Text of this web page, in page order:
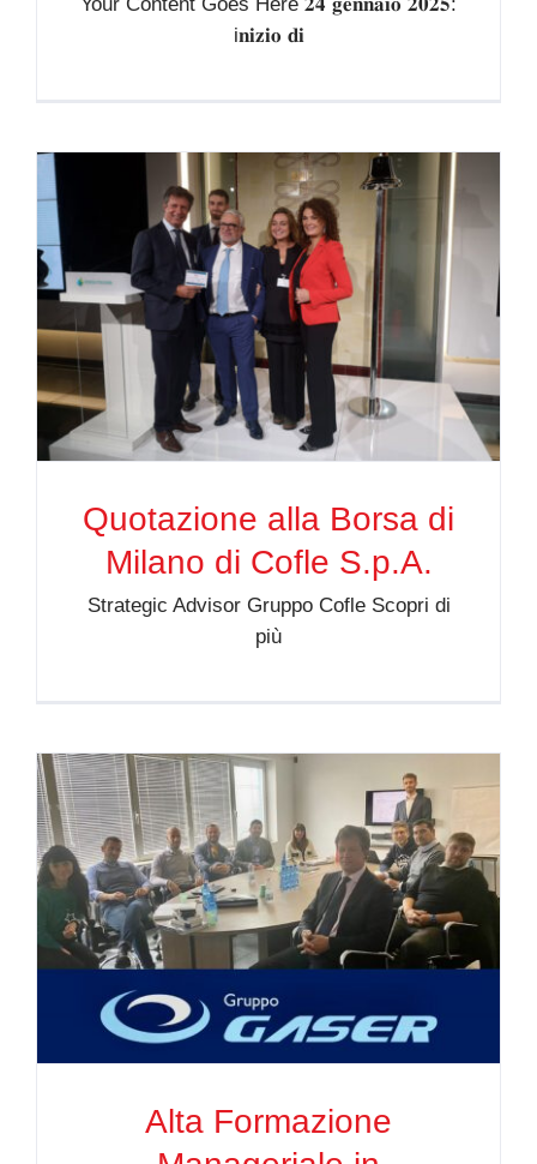
i𝐧𝐢𝐳𝐢𝐨 𝐝𝐢
Quotazione alla Borsa di
Milano di Cofle S.p.A.
Strategic Advisor Gruppo Cofle Scopri di
più
Alta Formazione